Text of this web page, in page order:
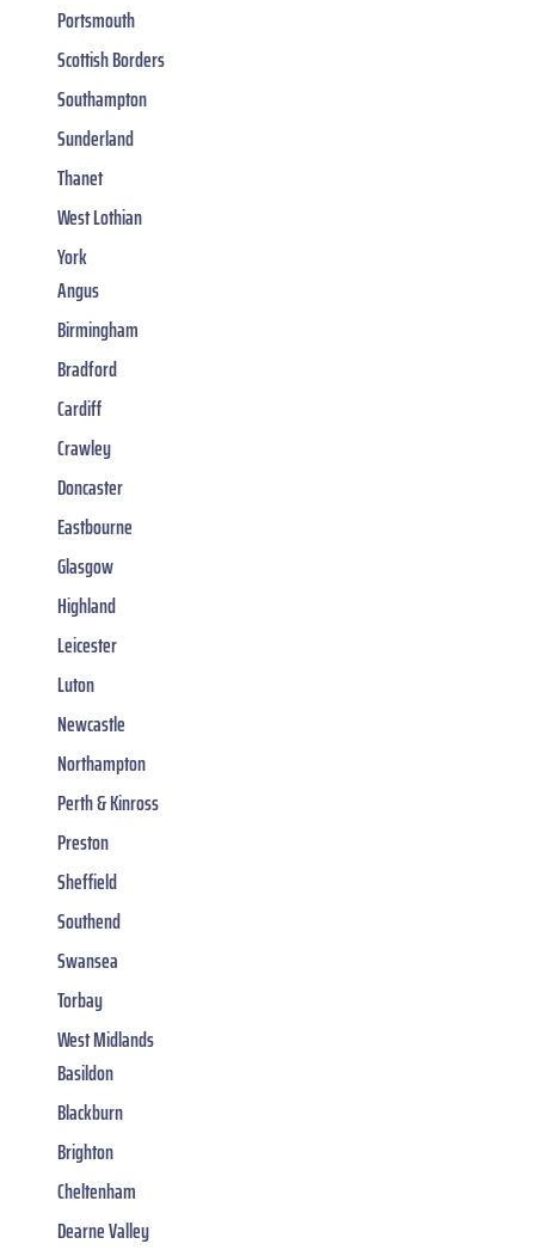
Portsmouth
Scottish Borders
Southampton
Sunderland
Thanet
West Lothian
York
Angus
Birmingham
Bradford
Cardiff
Crawley
Doncaster
Eastbourne
Glasgow
Highland
Leicester
Luton
Newcastle
Northampton
Perth & Kinross
Preston
Sheffield
Southend
Swansea
Torbay
West Midlands
Basildon
Blackburn
Brighton
Cheltenham
Dearne Valley